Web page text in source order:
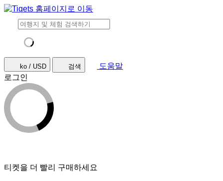
ko / USD 검색
도움말
로그인
티켓을 더 빨리 구매하세요